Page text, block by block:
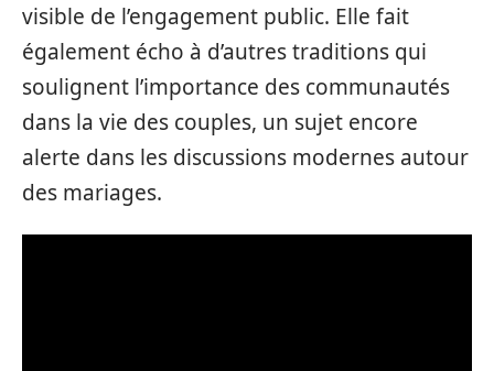
visible de l’engagement public. Elle fait
également écho à d’autres traditions qui
soulignent l’importance des communautés
dans la vie des couples, un sujet encore
alerte dans les discussions modernes autour
des mariages.